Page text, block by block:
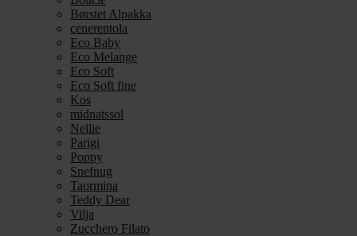
Børstet Alpakka
cenerentola
Eco Baby
Eco Melange
Eco Soft
Eco Soft fine
Kos
midnatssol
Nellie
Parigi
Poppy
Snefnug
Taormina
Teddy Dear
Vilja
Zucchero Filato